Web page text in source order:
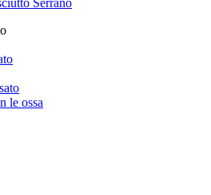
Serrano
le ossa